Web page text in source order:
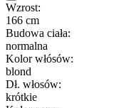
Wzrost:
166 cm
Budowa ciała:
normalna
Kolor włósów:
blond
Dł. włosów:
krótkie